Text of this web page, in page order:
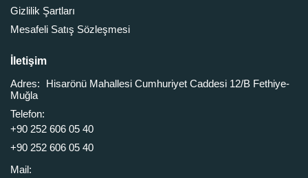
Gizlilik Şartları
Mesafeli Satış Sözleşmesi
İletişim
Adres:
Hisarönü Mahallesi Cumhuriyet Caddesi 12/B Fethiye-
Muğla
Telefon:
+90 252 606 05 40
+90 252 606 05 40
Mail: